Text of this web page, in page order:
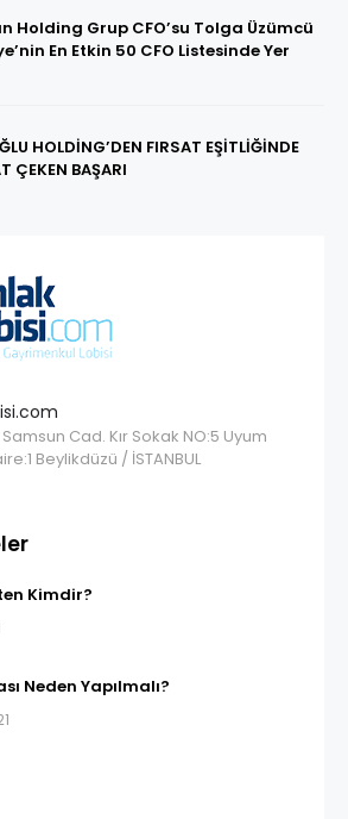
Holding Grup CFO’su Tolga Üzümcü
En Etkin 50 CFO Listesinde Yer
HOLDİNG’DEN FIRSAT EŞİTLİĞİNDE
ÇEKEN BAŞARI
Cad. Kır Sokak NO:5 Uyum
Beylikdüzü / İSTANBUL
Kimdir?
Neden Yapılmalı?